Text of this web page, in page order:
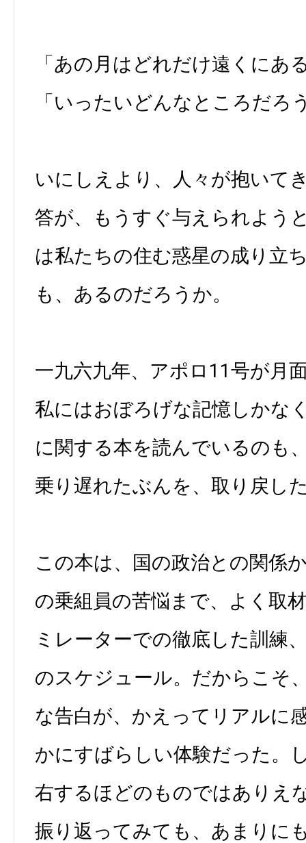
「あの月はどれだけ遠くにあ
「いったいどんなところだろ
いにしえより、人々が抱いて
答が、もうすぐ与えられよう
は私たちの住む惑星の成り立
も、あるのだろうか。
一九六九年、アポロ11号が月
私にはおぼろげな記憶しかな
に関する本を読んでいるのも
乗り遅れたぶんを、取り戻し
この本は、国の政治との関係
の乗組員の苦悩まで、よく取
ミレーターでの徹底した訓練
のスケジュール。だからこそ
な告白が、かえってリアルに
かにすばらしい体験だった。
右するほどのものではありえ
振り返ってみても、あまりに